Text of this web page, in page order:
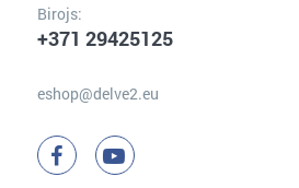
Birojs:
+371 29425125
eshop@delve2.eu